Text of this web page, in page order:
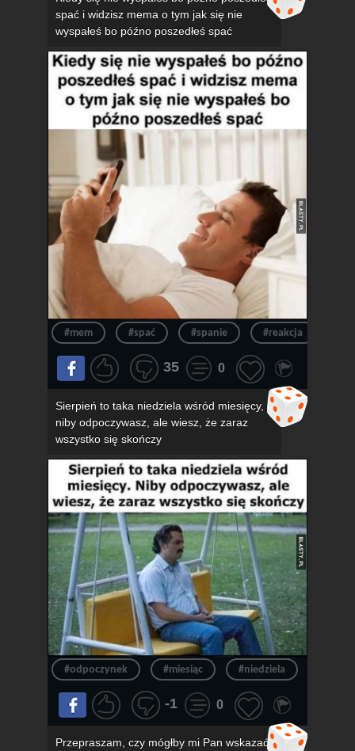
spać i widzisz mema o tym jak się nie
wyspałeś bo późno poszedłeś spać
#mem #spać #spanie #reakcja
35 0
Sierpień to taka niedziela wśród miesięcy,
niby odpoczywasz, ale wiesz, że zaraz
wszystko się skończy
#odpoczynek #miesiąc #niedziela
-1 0
Przepraszam, czy mógłby mi Pan wskazać